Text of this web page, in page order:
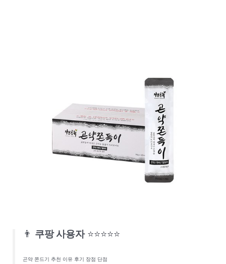
👨 쿠팡 사용자 ⭐⭐⭐⭐⭐
곤약 쫀드기 추천 이유 후기 장점 단점